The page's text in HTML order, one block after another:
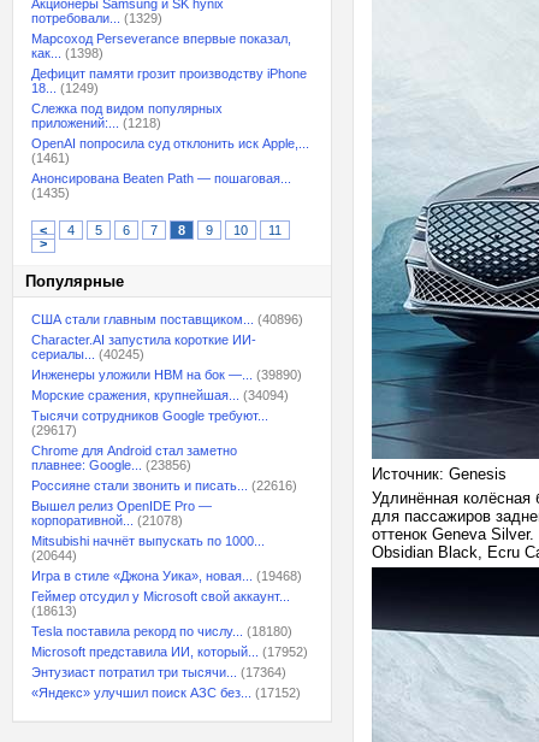
Акционеры Samsung и SK hynix
потребовали...
(1329)
Марсоход Perseverance впервые показал,
как...
(1398)
Дефицит памяти грозит производству iPhone
18...
(1249)
Слежка под видом популярных
приложений:...
(1218)
OpenAI попросила суд отклонить иск Apple,...
(1461)
Анонсирована Beaten Path — пошаговая...
(1435)
< 4 5 6 7 8 9 10
11
>
Популярные
США стали главным поставщиком...
(40896)
Character.AI запустила короткие ИИ-
сериалы...
(40245)
Инженеры уложили HBM на бок —...
(39890)
Морские сражения, крупнейшая...
(34094)
Тысячи сотрудников Google требуют...
(29617)
Chrome для Android стал заметно
плавнее: Google...
(23856)
Россияне стали звонить и писать...
(22616)
Вышел релиз OpenIDE Pro —
корпоративной...
(21078)
Mitsubishi начнёт выпускать по 1000...
(20644)
Игра в стиле «Джона Уика», новая...
(19468)
Геймер отсудил у Microsoft свой аккаунт...
(18613)
Tesla поставила рекорд по числу...
(18180)
Microsoft представила ИИ, который...
(17952)
Энтузиаст потратил три тысячи...
(17364)
«Яндекс» улучшил поиск АЗС без...
(17152)
Источник: Genesis
Удлинённая колёсная
для пассажиров
оттенок Geneva
Obsidian Black, Ecru